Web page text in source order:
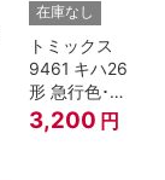
在庫なし
トミックス
9461 キハ26
形 急行色･一
段窓 Ｔ Nゲー
ジ
3,200 円